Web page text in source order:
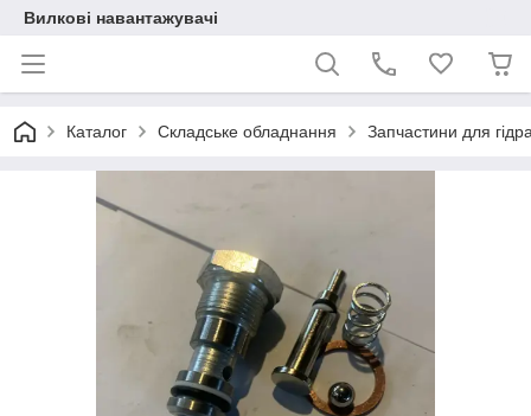
Вилкові навантажувачі
Каталог Складське обладнання Запчастини для